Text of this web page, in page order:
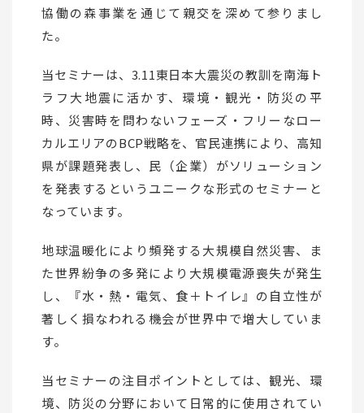
協働の森事業を通じて親交を深めて参りまし
た。
当セミナーは、3.11東日本大震災の教訓を南海ト
ラフ大地震に活かす、環境・観光・防災の平
時、災害時を問わないフェーズ・フリーなロー
カルエリアのBCP戦略を、官民連携により、高知
県が課題発表し、民（企業）がソリューション
を発表するというユニークな形式のセミナーと
なっています。
地球温暖化により頻発する大規模自然災害、ま
た世界紛争の多発により大規模電源喪失が発生
し、『水・熱・電気、食＋トイレ』の自立性が
著しく損なわれる機会が世界中で増大していま
す。
当セミナーの注目ポイントとしては、観光、環
境、防災の分野において日常的に使用されてい